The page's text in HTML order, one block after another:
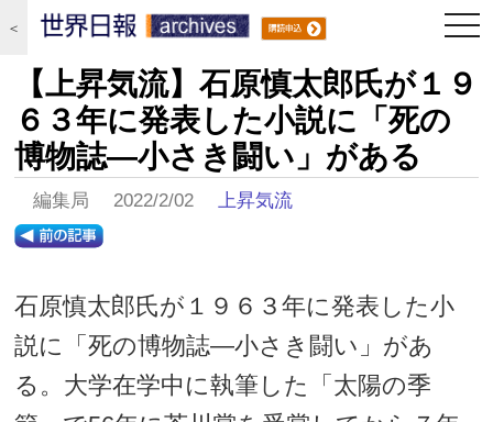
＜
【上昇気流】石原慎太郎氏が１９
６３年に発表した小説に「死の
博物誌―小さき闘い」がある
編集局 2022/2/02上昇気流
石原慎太郎氏が１９６３年に発表した小
説に「死の博物誌―小さき闘い」があ
る。大学在学中に執筆した「太陽の季